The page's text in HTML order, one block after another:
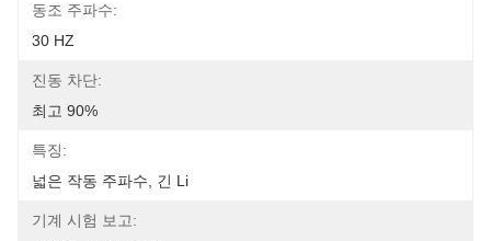
동조 주파수:
30 HZ
진동 차단:
최고 90%
특징:
넓은 작동 주파수, 긴 Li
기계 시험 보고: